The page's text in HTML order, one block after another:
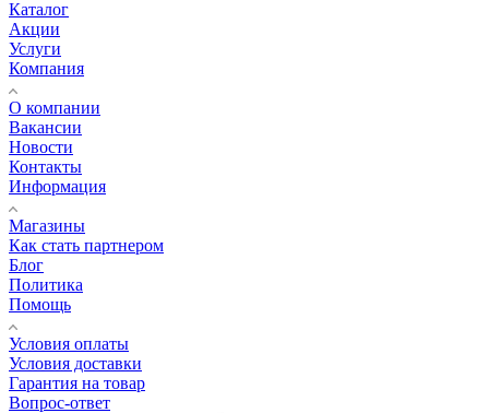
Каталог
Акции
Услуги
Компания
О компании
Вакансии
Новости
Контакты
Информация
Магазины
Как стать партнером
Блог
Политика
Помощь
Условия оплаты
Условия доставки
Гарантия на товар
Вопрос-ответ